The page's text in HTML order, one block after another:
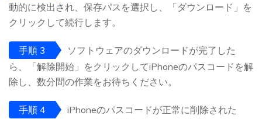
動的に検出され、保存パスを選択し、「ダウンロード」を
クリックして続行します。
手順 3
ソフトウェアのダウンロードが完了した
ら、「解除開始」をクリックしてiPhoneのパスコードを解
除し、数分間の作業をお待ちください。
手順 4
iPhoneのパスコードが正常に削除された